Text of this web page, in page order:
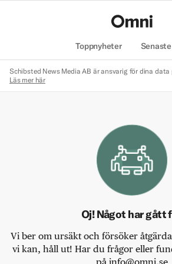
Toppnyheter
Schibsted News Media AB är ansvarig för dina
Läs mer här
Oj! Något har gått
Vi ber om ursäkt och försöker
vi kan, håll ut! Har du frågor eller